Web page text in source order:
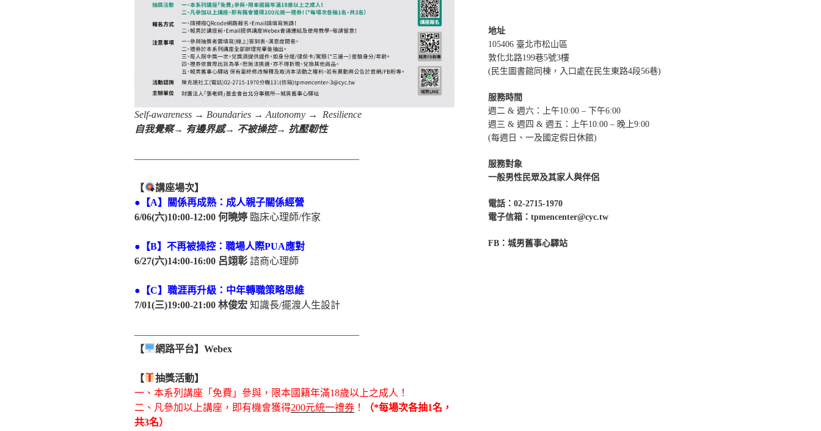
Self-awareness → Boundaries → Autonomy → Resilience
自我覺察→ 有邊界感→ 不被操控→ 抗壓韌性
———————————————————————
【
講座場次】
●【A】關係再成熟：成人親子關係經營
6/06(六)10:00-12:00 何曉婷 臨床心理師/作家
●【B】不再被操控：職場人際PUA應對
6/27(六)14:00-16:00 呂翊彰 諮商心理師
●【C】職涯再升級：中年轉職策略思維
7/01(三)19:00-21:00 林俊宏 知識長/擺渡人生設計
———————————————————————
【
網路平台】Webex
【
抽獎活動】
一、本系列講座「免費」參與，限本國籍年滿18歲以上之成人！
二、凡參加以上講座，即有機會獲得200元統一禮券 ！
（*每場次各抽1名，
共3名）
地址
105406 臺北市松山區
敦化北路199巷5號3樓
(民生圖書館同棟，入口處在民生東路4段56巷)
服務時間
週二 & 週六：上午10:00 – 下午6:00
週三 & 週四 & 週五：上午10:00 – 晚上9:00
(每週日、一及國定假日休館)
服務對象
一般男性民眾及其家人與伴侶
電話：02-2715-1970
電子信箱：tpmencenter@cyc.tw
FB：城男舊事心驛站